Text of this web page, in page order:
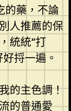
的藥，不論
人推薦的保
統統“打
捋一遍。
的主色調！
的普通愛